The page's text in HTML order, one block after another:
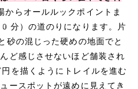
からオールルックポイントま
）の道のりになります。片
の混じった硬めの地面でと
ど感じさせないほど舗装され
を描くようにトレイルを進む
ースポットが遠めに見えてき